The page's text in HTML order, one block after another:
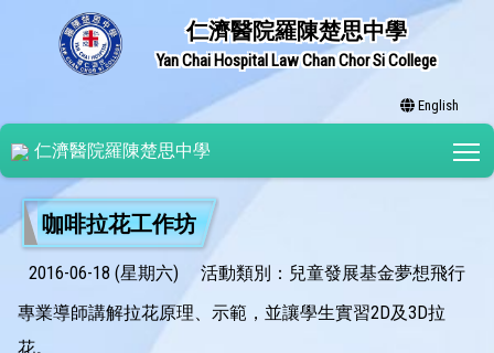
仁濟醫院羅陳楚思中學
Yan Chai Hospital Law Chan Chor Si College
English
仁濟醫院羅陳楚思中學
咖啡拉花工作坊
2016-06-18 (星期六)
活動類別：兒童發展基金夢想飛行
專業導師講解拉花原理、示範，並讓學生實習2D及3D拉
花。